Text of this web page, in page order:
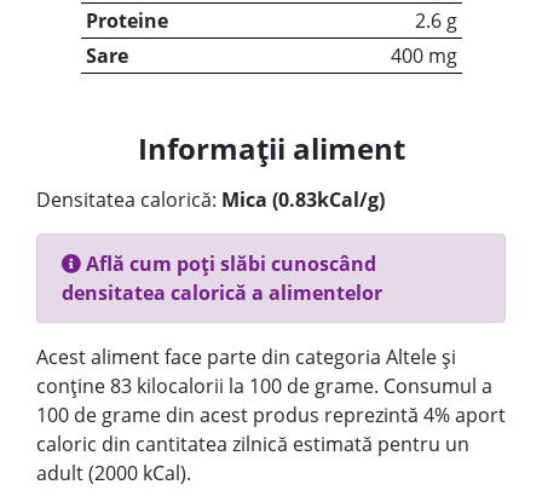
Proteine
2.6 g
Sare
400 mg
Informații aliment
Densitatea calorică: Mica (0.83kCal/g)
Află cum poți slăbi cunoscând
densitatea calorică a alimentelor
Acest aliment face parte din categoria Altele și
conține 83 kilocalorii la 100 de grame. Consumul a
100 de grame din acest produs reprezintă 4% aport
caloric din cantitatea zilnică estimată pentru un
adult (2000 kCal).